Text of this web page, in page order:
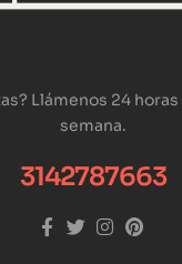
Llámenos 24 horas
semana.
3142787663